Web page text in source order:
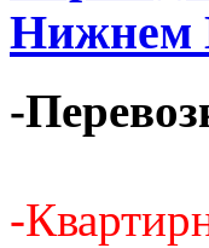
Нижнем
-
-